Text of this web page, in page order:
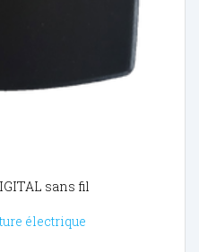
sans fil
électrique